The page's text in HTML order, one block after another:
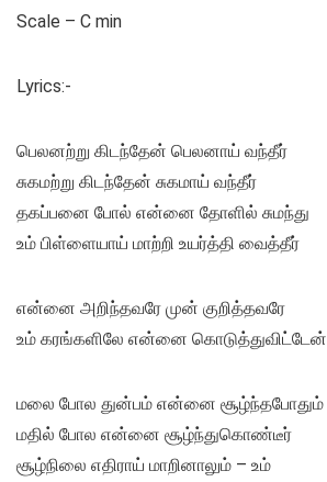
Scale – C min
Lyrics:-
பெலனற்று கிடந்தேன் பெலனாய் வந்தீர்
சுகமற்று கிடந்தேன் சுகமாய் வந்தீர்
தகப்பனை போல் என்னை தோளில் சுமந்து
உம் பிள்ளையாய் மாற்றி உயர்த்தி வைத்தீர்
என்னை அறிந்தவரே முன் குறித்தவரே
உம் கரங்களிலே என்னை கொடுத்துவிட்டேன்
மலை போல துன்பம் என்னை சூழ்ந்தபோதும்
மதில் போல என்னை சூழ்ந்துகொண்டீர்
சூழ்நிலை எதிராய் மாறினாலும் – உம்